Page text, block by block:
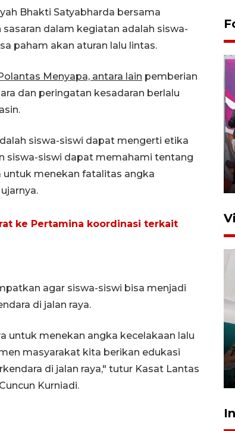
Bhakti Satyabharda bersama
dalam kegiatan adalah siswa-
paham akan aturan lalu lintas.
Menyapa, antara lain pemberian
dan peringatan kesadaran berlalu
siswa-siswi dapat mengerti etika
siswa-siswi dapat memahami tentang
menekan fatalitas angka
ke Pertamina koordinasi terkait
agar siswa-siswi bisa menjadi
di jalan raya.
untuk menekan angka kecelakaan lalu
masyarakat kita berikan edukasi
di jalan raya," tutur Kasat Lantas
Kurniadi.
Ketua DPRD Syahrial hadiri
pembukaan Turnamen Sepak
Bola Usia Dini
23 Juli 2026 21:36
Anak Putus Sekolah Lewat
Pendidikan Kesetaraan
Bagian 3
30 Juli 2026 17:56